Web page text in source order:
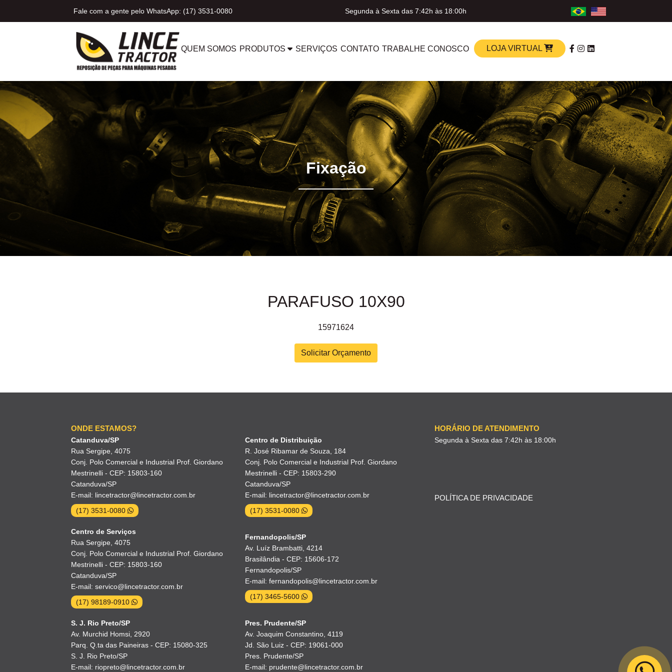
Fale com a gente pelo WhatsApp: (17) 3531-0080 Segunda à Sexta das 7:42h às 18:00h
QUEM SOMOS PRODUTOS SERVIÇOS CONTATO TRABALHE CONOSCO LOJA VIRTUAL
Fixação
PARAFUSO 10X90
15971624
Solicitar Orçamento
ONDE ESTAMOS?
Catanduva/SP
Rua Sergipe, 4075
Conj. Polo Comercial e Industrial Prof. Giordano
Mestrinelli - CEP: 15803-160
Catanduva/SP
E-mail: lincetractor@lincetractor.com.br
(17) 3531-0080
Centro de Distribuição
R. José Ribamar de Souza, 184
Conj. Polo Comercial e Industrial Prof. Giordano
Mestrinelli - CEP: 15803-290
Catanduva/SP
E-mail: lincetractor@lincetractor.com.br
(17) 3531-0080
Centro de Serviços
Rua Sergipe, 4075
Conj. Polo Comercial e Industrial Prof. Giordano
Mestrinelli - CEP: 15803-160
Catanduva/SP
E-mail: servico@lincetractor.com.br
(17) 98189-0910
Fernandopolis/SP
Av. Luíz Brambatti, 4214
Brasilândia - CEP: 15606-172
Fernandopolis/SP
E-mail: fernandopolis@lincetractor.com.br
(17) 3465-5600
S. J. Rio Preto/SP
Av. Murchid Homsi, 2920
Parq. Q.ta das Paineiras - CEP: 15080-325
S. J. Rio Preto/SP
E-mail: riopreto@lincetractor.com.br
Pres. Prudente/SP
Av. Joaquim Constantino, 4119
Jd. São Luiz - CEP: 19061-000
Pres. Prudente/SP
E-mail: prudente@lincetractor.com.br
HORÁRIO DE ATENDIMENTO
Segunda à Sexta das 7:42h às 18:00h
POLÍTICA DE PRIVACIDADE